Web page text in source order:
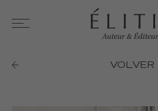
VOLVER